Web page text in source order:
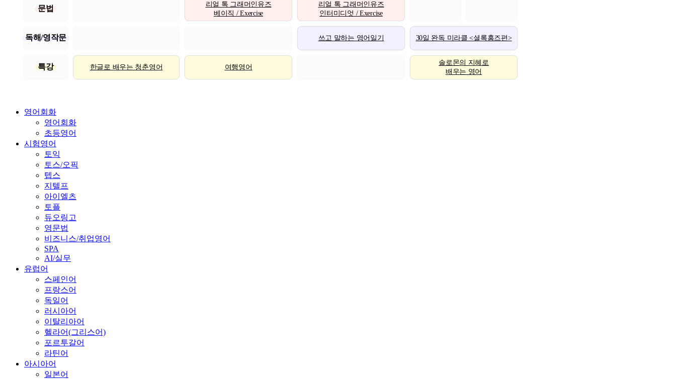
문법
리얼 톡 그래머인유즈
베이직 / Exercise
리얼 톡 그래머인유즈
인터미디엇 / Exercise
독해/영작문 쓰고 말하는 영어일기 30일 완독 미라클 <셜록홈즈편>
특강 한글로 배우는 청춘영어 여행영어
솔로몬의 지혜로
배우는 영어
영어회화
영어회화
초등영어
시험영어
토익
토스/오픽
텝스
지텔프
아이엘츠
토플
듀오링고
영문법
비즈니스/취업영어
SPA
AI/실무
유럽어
스페인어
프랑스어
독일어
러시아어
이탈리아어
헬라어(그리스어)
포르투갈어
라틴어
아시아어
일본어